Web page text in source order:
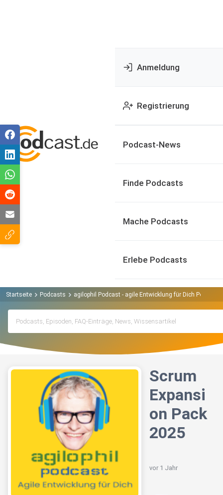
Anmeldung
Registrierung
Podcast-News
Finde Podcasts
Mache Podcasts
Erlebe Podcasts
Startseite Podcasts agilophil Podcast - agile Entwicklung für Dich Podcast
Scrum
Expansi
on Pack
2025
vor 1 Jahr